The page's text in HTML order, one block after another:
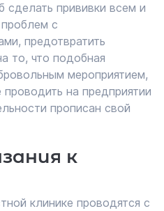
сделать прививки всем и
с
предотвратить
то, что подобная
мероприятием,
на предприятии
прописан свой
к
клинике проводятся с